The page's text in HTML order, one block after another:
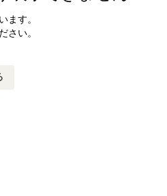
ます。
さい。